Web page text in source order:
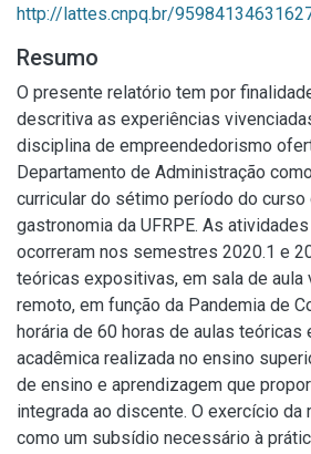
http://lattes.cnpq.br/
Resumo
O presente relatório tem por
descritiva as experiências
disciplina de empreendedorismo
Departamento de Administração
curricular do sétimo período do curso
gastronomia da UFRPE. As
ocorreram nos semestres 2020.1 e
teóricas expositivas, em sala de aula
remoto, em função da Pandemia de
horária de 60 horas de aulas teóricas
acadêmica realizada no ensino
de ensino e aprendizagem que
integrada ao discente. O exercício da
como um subsídio necessário à